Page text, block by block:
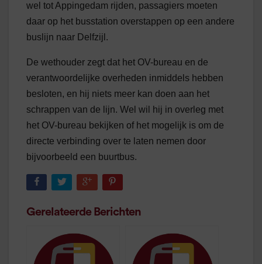
wel tot Appingedam rijden, passagiers moeten
daar op het busstation overstappen op een andere
buslijn naar Delfzijl.
De wethouder zegt dat het OV-bureau en de
verantwoordelijke overheden inmiddels hebben
besloten, en hij niets meer kan doen aan het
schrappen van de lijn. Wel wil hij in overleg met
het OV-bureau bekijken of het mogelijk is om de
directe verbinding over te laten nemen door
bijvoorbeeld een buurtbus.
Gerelateerde Berichten